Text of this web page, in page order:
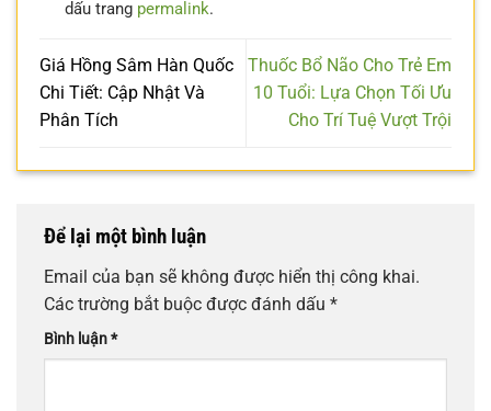
dấu trang permalink.
Giá Hồng Sâm Hàn Quốc
Chi Tiết: Cập Nhật Và
Phân Tích
Thuốc Bổ Não Cho Trẻ Em
10 Tuổi: Lựa Chọn Tối Ưu
Cho Trí Tuệ Vượt Trội
Để lại một bình luận
Email của bạn sẽ không được hiển thị công khai.
Các trường bắt buộc được đánh dấu *
Bình luận*